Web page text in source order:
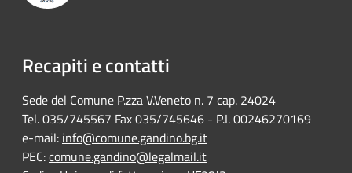
Recapiti e contatti
Sede del Comune P.zza V.Veneto n. 7 cap. 24024
Tel. 035/745567 Fax 035/745646 - P.I. 00246270169
e-mail: info@comune.gandino.bg.it
PEC:comune.gandino@legalmail.it